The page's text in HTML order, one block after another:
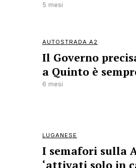
5 mesi
AUTOSTRADA A2
Il Governo
a Quinto è
6 mesi
LUGANESE
I semafori sulla
‘attivati solo in